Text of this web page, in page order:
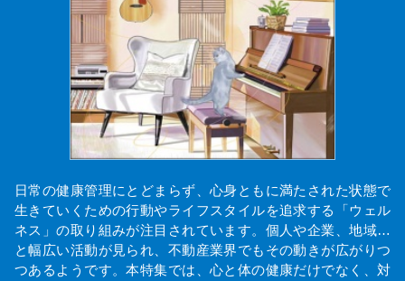
日常の健康管理にとどまらず、心身ともに満たされた状態で
生きていくための行動やライフスタイルを追求する「ウェル
ネス」の取り組みが注目されています。個人や企業、地域…
と幅広い活動が見られ、不動産業界でもその動きが広がりつ
つあるようです。本特集では、心と体の健康だけでなく、対